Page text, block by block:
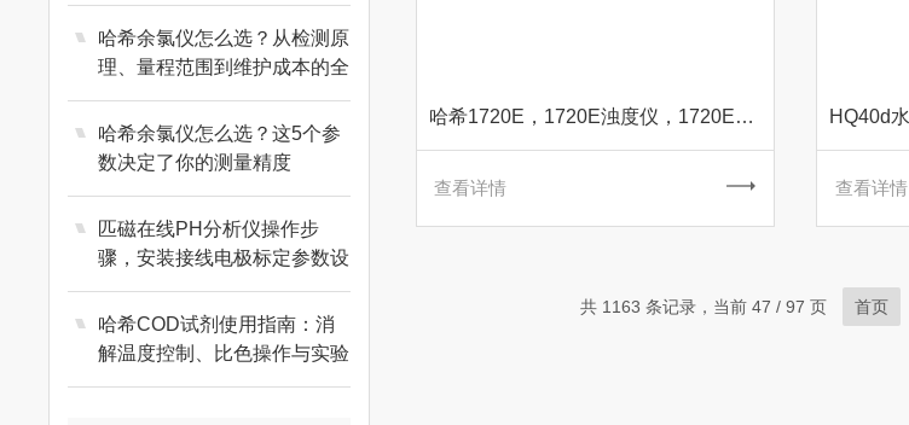
哈希余氯仪怎么选？从检测原
理、量程范围到维护成本的全
维度选购指南
哈希余氯仪怎么选？这5个参
数决定了你的测量精度
匹磁在线PH分析仪操作步
骤，安装接线电极标定参数设
置维护校准使用教程
哈希COD试剂使用指南：消
解温度控制、比色操作与实验
废液处理方法解析
哈希1720E，1720E浊度仪，1720E价格，hach 1720E
查看详情 查看详情
共 1163 条记录，当前 47 / 97 页 首页